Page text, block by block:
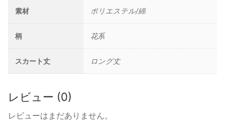
素材 ポリエステル/綿
柄 花系
スカート丈 ロング丈
レビュー (0)
レビューはまだありません。